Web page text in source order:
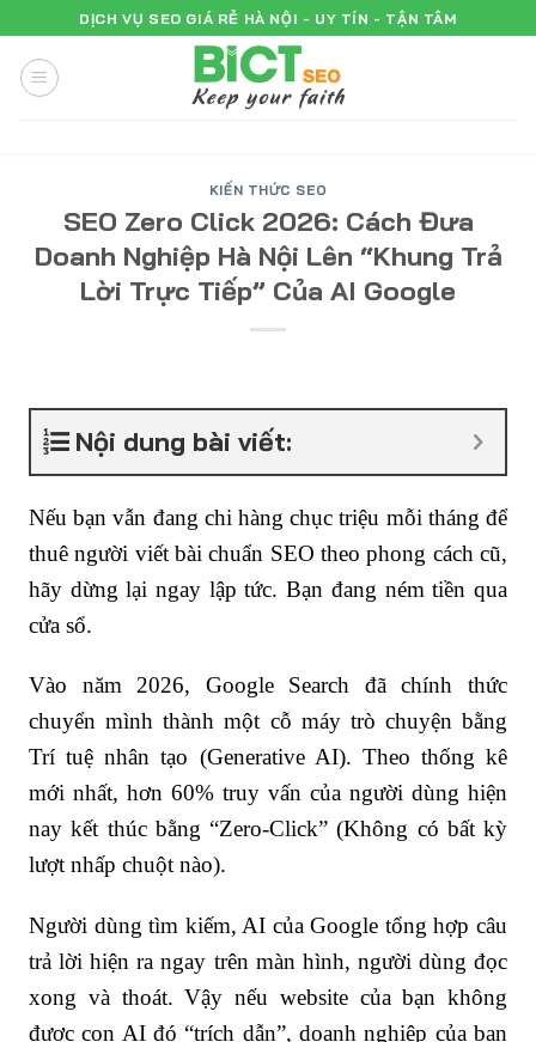
to
content
DỊCH VỤ SEO GIÁ RẺ HÀ NỘI - UY TÍN - TẬN TÂM
KIẾN THỨC SEO
SEO Zero Click 2026: Cách Đưa
Doanh Nghiệp Hà Nội Lên “Khung Trả
Lời Trực Tiếp” Của AI Google
Nội dung bài viết:
Nếu bạn vẫn đang chi hàng chục triệu mỗi tháng để
thuê người viết bài chuẩn SEO theo phong cách cũ,
hãy dừng lại ngay lập tức. Bạn đang ném tiền qua
cửa sổ.
Vào năm 2026, Google Search đã chính thức
chuyển mình thành một cỗ máy trò chuyện bằng
Trí tuệ nhân tạo (Generative AI). Theo thống kê
mới nhất, hơn 60% truy vấn của người dùng hiện
nay kết thúc bằng “Zero-Click” (Không có bất kỳ
lượt nhấp chuột nào).
Người dùng tìm kiếm, AI của Google tổng hợp câu
trả lời hiện ra ngay trên màn hình, người dùng đọc
xong và thoát. Vậy nếu website của bạn không
được con AI đó “trích dẫn”, doanh nghiệp của bạn